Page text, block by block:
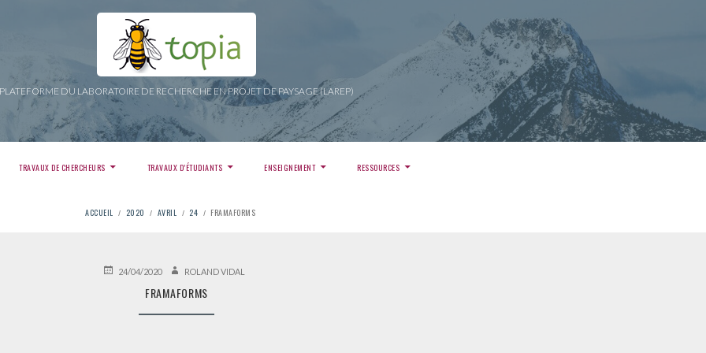
PLATEFORME DU LABORATOIRE DE RECHERCHE EN PROJET DE PAYSAGE (LAREP)
TRAVAUX DE CHERCHEURS TRAVAUX D’ÉTUDIANTS ENSEIGNEMENT RESSOURCES
ACCUEIL 2020 AVRIL 24 FRAMAFORMS
PUBLIÉ24/04/2020 AUTEURROLAND VIDAL
FRAMAFORMS